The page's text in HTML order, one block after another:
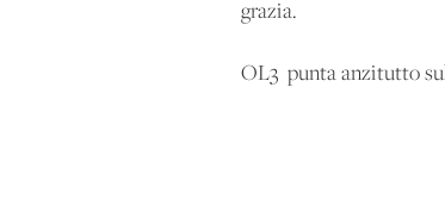
grazia.
OL3 punta anzitutto